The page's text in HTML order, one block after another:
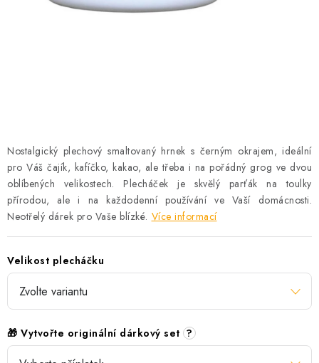
PROVIZNÍ SYSTÉM
Nostalgický plechový smaltovaný hrnek s černým okrajem, ideální
pro Váš čajík, kafíčko, kakao, ale třeba i na pořádný grog ve dvou
oblíbených velikostech. Plecháček je skvělý parťák na toulky
přírodou, ale i na každodenní používání ve Vaší domácnosti.
Neotřelý dárek pro Vaše blízké. Více informací
Velikost plecháčku
🎁 Vytvořte originální dárkový set ?